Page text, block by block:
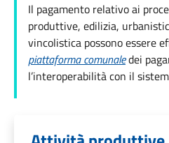
Il pagamento relativo ai
produttive, edilizia,
vincolistica possono essere
piattaforma comunaledei
l’interoperabilità con il